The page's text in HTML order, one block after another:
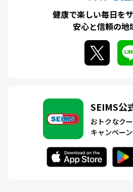
健康で楽しい毎日を
安心と信頼の地
SEIMS公
おトクなク
キャンペー